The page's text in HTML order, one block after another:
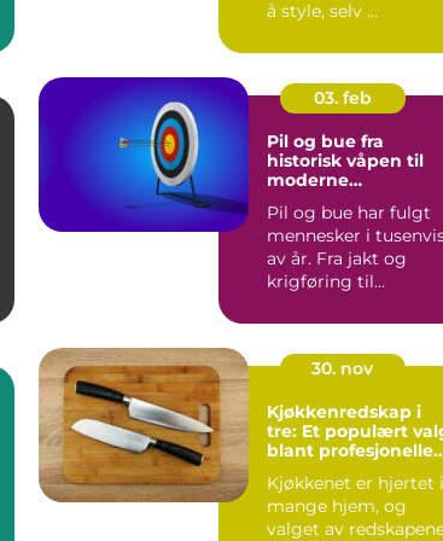
å style, selv ...
03. feb
Pil og bue fra
historisk våpen til
moderne
Pil og bue har fulgt
mennesker i
av år. Fra jakt og
krigføring til
hobbybruk...
30. nov
Kjøkkenredskap i
tre: Et populært
blant profesjonelle
hobbykokker
Kjøkkenet er hjertet i
mange hjem, og
valget av